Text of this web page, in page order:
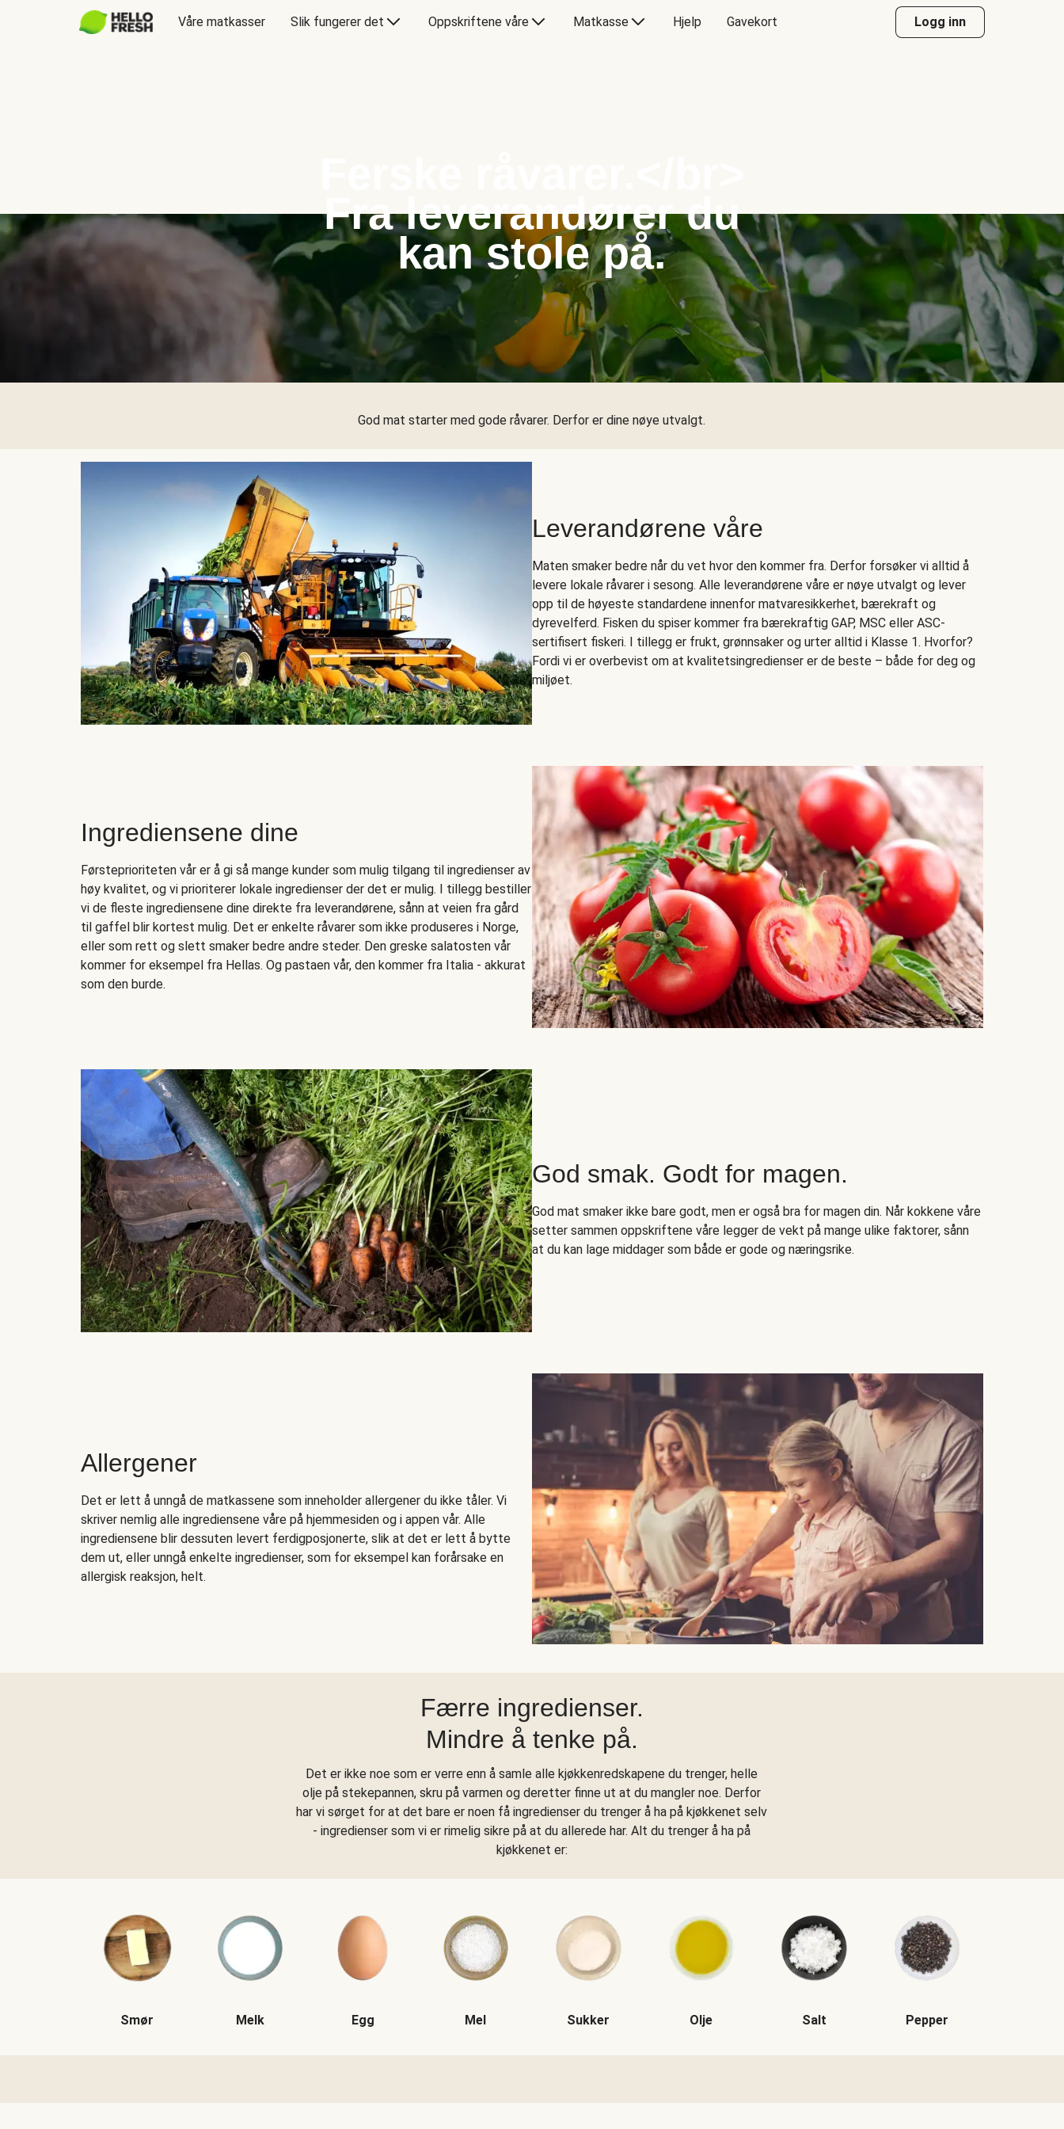
Våre matkasser Slik fungerer det Oppskriftene våre Matkasse Hjelp Gavekort Logg inn
Fra leverandører du
kan stole på.
God mat starter med gode råvarer. Derfor er dine nøye utvalgt.
Leverandørene våre
Maten smaker bedre når du vet hvor den kommer fra. Derfor forsøker vi alltid å
levere lokale råvarer i sesong. Alle leverandørene våre er nøye utvalgt og lever
opp til de høyeste standardene innenfor matvaresikkerhet, bærekraft og
dyrevelferd. Fisken du spiser kommer fra bærekraftig GAP, MSC eller ASC-
sertifisert fiskeri. I tillegg er frukt, grønnsaker og urter alltid i Klasse 1. Hvorfor?
Fordi vi er overbevist om at kvalitetsingredienser er de beste – både for deg og
miljøet.
Ingrediensene dine
Førsteprioriteten vår er å gi så mange kunder som mulig tilgang til ingredienser av
høy kvalitet, og vi prioriterer lokale ingredienser der det er mulig. I tillegg bestiller
vi de fleste ingrediensene dine direkte fra leverandørene, sånn at veien fra gård
til gaffel blir kortest mulig. Det er enkelte råvarer som ikke produseres i Norge,
eller som rett og slett smaker bedre andre steder. Den greske salatosten vår
kommer for eksempel fra Hellas. Og pastaen vår, den kommer fra Italia - akkurat
som den burde.
God smak. Godt for magen.
God mat smaker ikke bare godt, men er også bra for magen din. Når kokkene våre
setter sammen oppskriftene våre legger de vekt på mange ulike faktorer, sånn
at du kan lage middager som både er gode og næringsrike.
Allergener
Det er lett å unngå de matkassene som inneholder allergener du ikke tåler. Vi
skriver nemlig alle ingrediensene våre på hjemmesiden og i appen vår. Alle
ingrediensene blir dessuten levert ferdigposjonerte, slik at det er lett å bytte
dem ut, eller unngå enkelte ingredienser, som for eksempel kan forårsake en
allergisk reaksjon, helt.
Færre ingredienser.
Mindre å tenke på.
Det er ikke noe som er verre enn å samle alle kjøkkenredskapene du trenger, helle
olje på stekepannen, skru på varmen og deretter finne ut at du mangler noe. Derfor
har vi sørget for at det bare er noen få ingredienser du trenger å ha på kjøkkenet selv
- ingredienser som vi er rimelig sikre på at du allerede har. Alt du trenger å ha på
kjøkkenet er:
Smør Melk Egg Mel Sukker Olje Salt Pepper